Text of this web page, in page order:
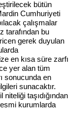
bütün
Cumhuriyeti
çalışmalar
tarafından bu
gerek duyulan
en kısa süre zarfı
yer alan tüm
sonucunda en
sunacaktır.
taşıdığından
kurumlarda